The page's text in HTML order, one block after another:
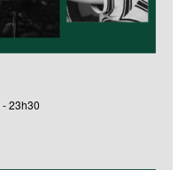
-23h30